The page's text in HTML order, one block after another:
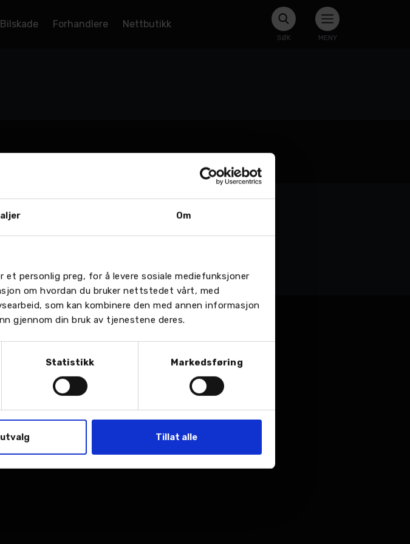
Om
personlig preg, for å levere sosiale mediefunksjoner
om hvordan du bruker nettstedet vårt, med
som kan kombinere den med annen informasjon
gjennom din bruk av tjenestene deres.
Statistikk Markedsføring
Tillat alle
Bilskade Forhandlere Nettbutikk
SØK MENY